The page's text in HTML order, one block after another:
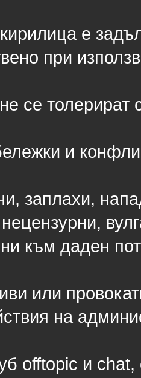
е
при
се толерират
и
заплахи,
към даден
или
на
offtopic и